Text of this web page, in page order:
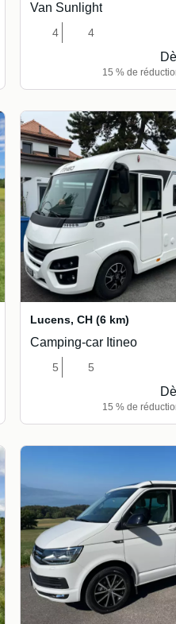
Van Sunlight
4 4
15 % de
Lucens, CH (6 km)
Camping-car Itineo
5 5
15 % de